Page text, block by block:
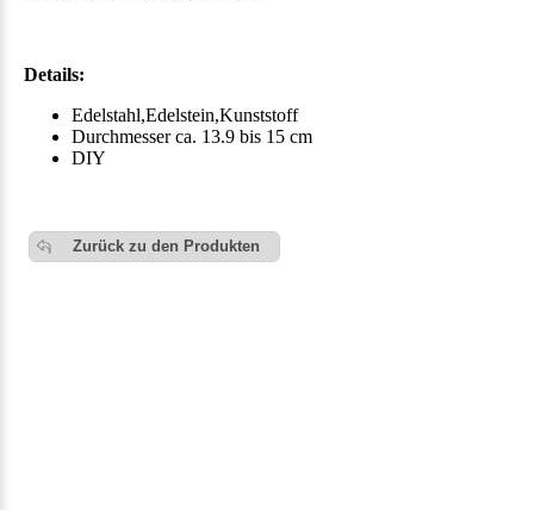
Details:
Edelstahl,Edelstein,Kunststoff
Durchmesser ca. 13.9 bis 15 cm
DIY
Zurück zu den Produkten